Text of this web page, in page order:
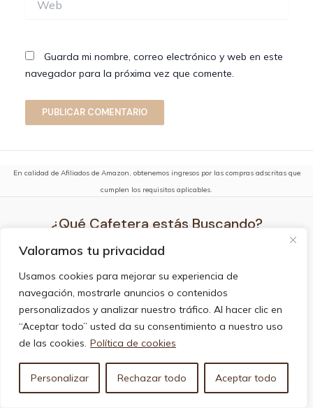
Valoramos tu privacidad
Usamos cookies para mejorar su experiencia de
navegación, mostrarle anuncios o contenidos
personalizados y analizar nuestro tráfico. Al hacer clic en
“Aceptar todo” usted da su consentimiento a nuestro uso
de las cookies. Política de cookies
Personalizar Rechazar todo Aceptar todo
Guarda mi nombre, correo electrónico y web en este
navegador para la próxima vez que comente.
En calidad de Afiliados de Amazon, obtenemos ingresos por las compras adscritas que
cumplen los requisitos aplicables.
¿Qué Cafetera estás Buscando?
Mejores Cafeteras Superautomáticas
Mejores Cafeteras Espresso
Mejores Cafeteras de Cápsulas
Mejores Cafeteras de Goteo Eléctricas
Mejores Cafeteras de Prensa Francesa
Mejores Marcas de Cafeteras